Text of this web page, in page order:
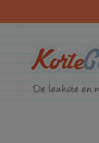
De leukste en